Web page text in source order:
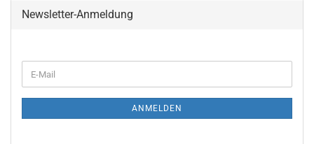
Newsletter-Anmeldung
ZUR
E-
Mail
ANMELDEN